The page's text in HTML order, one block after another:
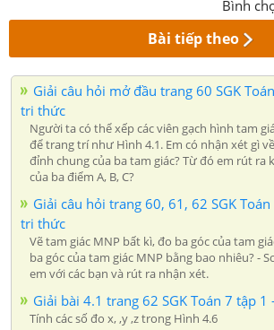
Bình
Bài tiếp theo
Giải câu hỏi mở đầu trang 60 SGK
tri thức
Người ta có thể xếp các viên gạch hình tam
để trang trí như Hình 4.1. Em có nhận xét gì
đỉnh chung của ba tam giác? Từ đó em rút ra
của ba điểm A, B, C?
Giải câu hỏi trang 60, 61, 62 SGK
tri thức
Vẽ tam giác MNP bất kì, đo ba góc của tam
ba góc của tam giác MNP bằng bao nhiêu? -
em với các bạn và rút ra nhận xét.
Giải bài 4.1 trang 62 SGK Toán 7 tập
Tính các số đo x, ,y ,z trong Hình 4.6